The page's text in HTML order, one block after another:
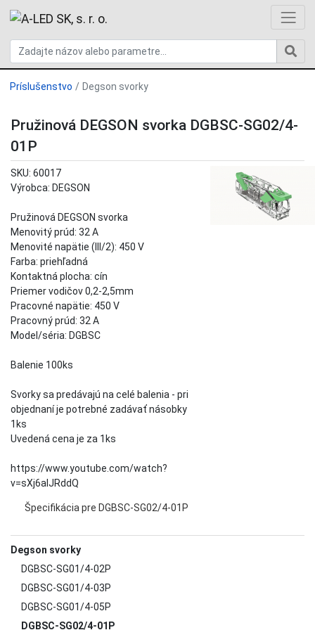
Príslušenstvo Degson svorky
Degson svorky
DGBSC-SG01/4-02P
DGBSC-SG01/4-03P
DGBSC-SG01/4-05P
DGBSC-SG02/4-01P
Pružinová DEGSON svorka DGBSC-SG02/4-
01P
SKU: 60017
Výrobca: DEGSON
Pružinová DEGSON svorka
Menovitý prúd: 32 A
Menovité napätie (III/2): 450 V
Farba: priehľadná
Kontaktná plocha: cín
Priemer vodičov 0,2-2,5mm
Pracovné napätie: 450 V
Pracovný prúd: 32 A
Model/séria: DGBSC
Balenie 100ks
Svorky sa predávajú na celé balenia - pri
objednaní je potrebné zadávať násobky
1ks
Uvedená cena je za 1ks
https://www.youtube.com/watch?
v=sXj6aIJRddQ
Špecifikácia pre DGBSC-SG02/4-01P